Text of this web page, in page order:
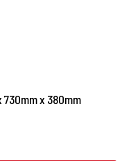
730mm x 380mm